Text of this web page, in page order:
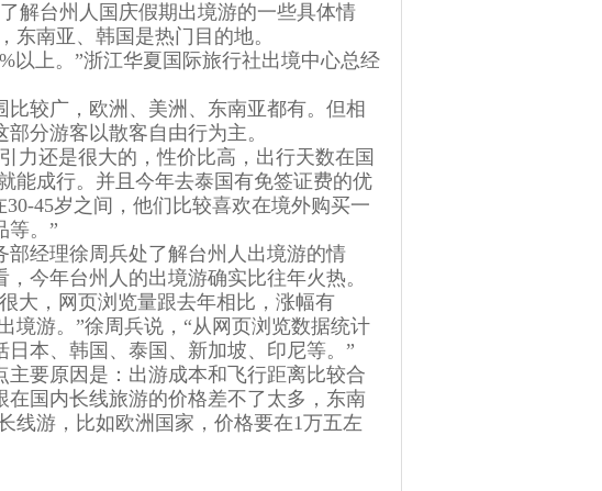
解台州人国庆假期出境游的一些具体情
东南亚、韩国是热门目的地。
上。”浙江华夏国际旅行社出境中心总经
较广，欧洲、美洲、东南亚都有。但相
分游客以散客自由行为主。
还是很大的，性价比高，出行天数在国
能成行。并且今年去泰国有免签证费的优
45岁之间，他们比较喜欢在境外购买一
等。”
经理徐周兵处了解台州人出境游的情
今年台州人的出境游确实比往年火热。
，网页浏览量跟去年相比，涨幅有
境游。”徐周兵说，“从网页浏览数据统计
本、韩国、泰国、新加坡、印尼等。”
要原因是：出游成本和飞行距离比较合
国内长线旅游的价格差不了太多，东南
线游，比如欧洲国家，价格要在1万五左